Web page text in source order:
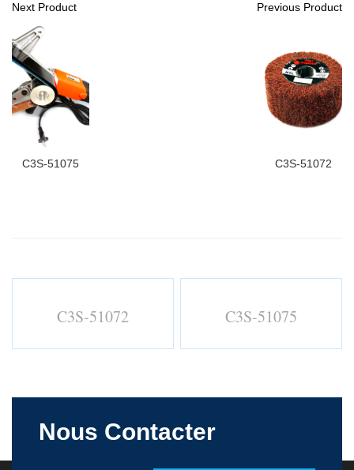
Next Product
C3S-51075
Previous Product
C3S-51072
C3S-51072 C3S-51075
Nous Contacter